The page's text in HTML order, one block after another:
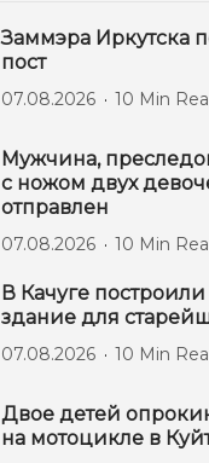
Заммэра Иркутска
пост
07.08.2026 10 Min
Мужчина,
с ножом двух
отправлен
07.08.2026 10 Min
В Качуге
здание для
07.08.2026 10 Min
Двое детей
на мотоцикле в